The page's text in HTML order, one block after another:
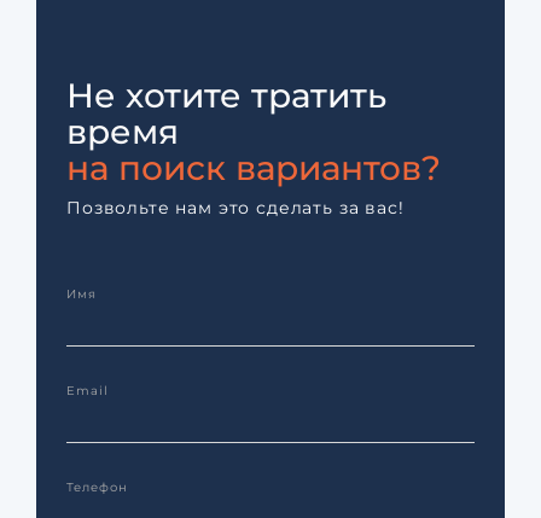
Не хотите тратить
время
на поиск вариантов?
Позвольте нам это сделать за вас!